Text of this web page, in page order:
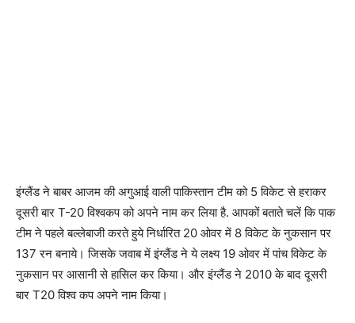
इंग्लैंड ने बाबर आजम की अगुआई वाली पाकिस्तान टीम को 5 विकेट से हराकर
दूसरी बार T-20 विश्वकप को अपने नाम कर लिया है. आपकों बताते चलें कि पाक
टीम ने पहले बल्‍लेबाजी करते हुये निर्धारित 20 ओवर में 8 विकेट के नुकसान पर
137 रन बनाये। जिसके जवाब में इंग्‍लैंड ने ये लक्ष्य 19 ओवर में पांच विकेट के
नुकसान पर आसानी से हासिल कर किया। और इंग्‍लैंड ने 2010 के बाद दूसरी
बार T20 विश्व कप अपने नाम किया।